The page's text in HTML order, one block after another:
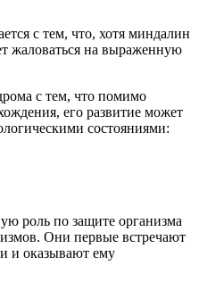
с тем, что, хотя миндалин
жаловаться на выраженную
с тем, что помимо
его развитие может
состояниями:
роль по защите организма
Они первые встречают
и оказывают ему